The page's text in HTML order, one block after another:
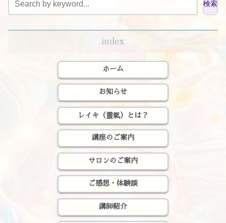
検索
index
ホーム
お知らせ
レイキ（靈氣）とは？
講座のご案内
サロンのご案内
ご感想・体験談
講師紹介